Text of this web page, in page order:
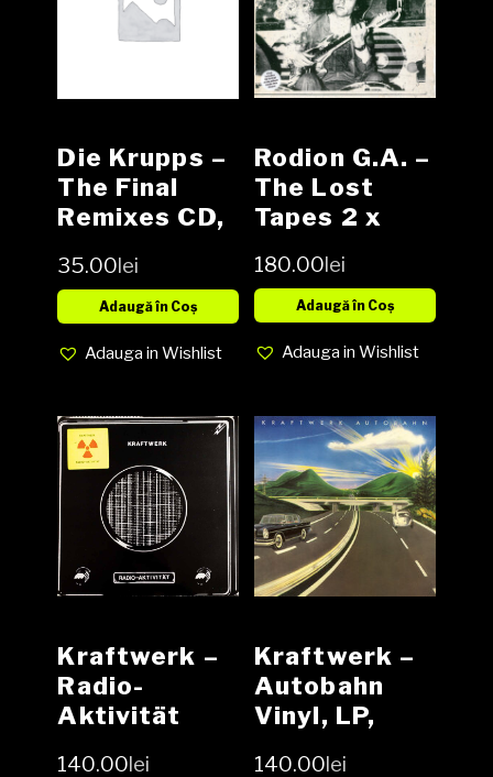
Die Krupps –
The Final
Remixes CD,
Digipak
35.00lei
Adaugă în Coș
Adauga in Wishlist
Rodion G.A. –
The Lost
Tapes 2 x
⅓ RPM,
Album, media
180.00lei
Adaugă în Coș
Adauga in Wishlist
Kraftwerk –
Radio-
Aktivität
140.00lei
Kraftwerk –
Autobahn
Vinyl, LP,
140.00lei